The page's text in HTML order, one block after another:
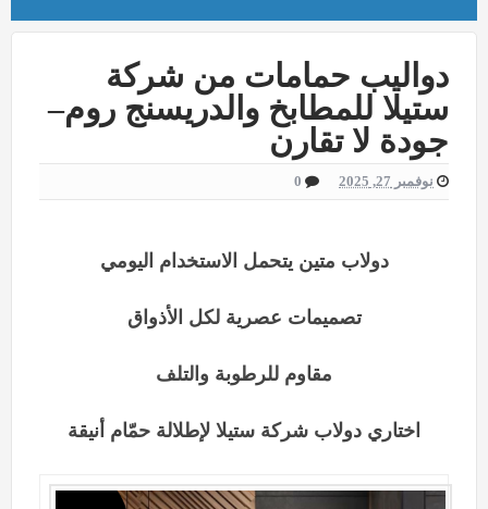
دواليب حمامات من شركة
ستيلا للمطابخ والدريسنج روم–
جودة لا تقارن
نوفمبر 27, 2025 0
دولاب متين يتحمل الاستخدام اليومي
تصميمات عصرية لكل الأذواق
مقاوم للرطوبة والتلف
اختاري دولاب شركة ستيلا لإطلالة حمّام أنيقة